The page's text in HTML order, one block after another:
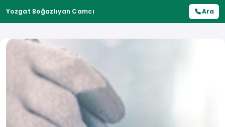
Yozgat Boğazlıyan Camcı Ara